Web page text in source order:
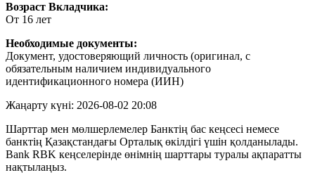
Возраст Вкладчика:
От 16 лет
Необходимые документы:
Документ, удостоверяющий личность (оригинал, с
обязательным наличием индивидуального
идентификационного номера (ИИН)
Жаңарту күні: 2026-08-02 20:08
Шарттар мен мөлшерлемелер Банктің бас кеңсесі немесе
банктің Қазақстандағы Орталық өкілдігі үшін қолданылады.
Bank RBK кеңселерінде өнімнің шарттары туралы ақпаратты
нақтылаңыз.